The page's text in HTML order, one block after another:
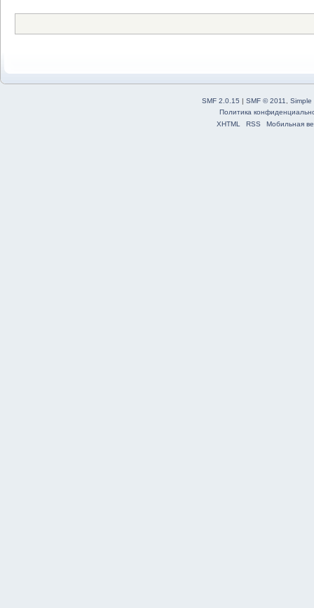
SMF 2.0.15 SMF © 2011, Simple
Политика
XHTML
RSS Мобильная